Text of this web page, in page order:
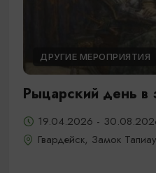
ДРУГИЕ МЕРОПРИЯТИЯ
Рыцарский день в
19.04.2026 -
Гвардейск, Замок Тапиау